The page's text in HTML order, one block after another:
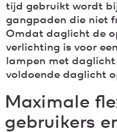
tijd gebruikt wordt
gangpaden die niet
Omdat daglicht de
verlichting is voor
lampen met
voldoende daglicht
Maximale
gebruikers